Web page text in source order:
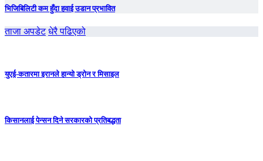
भिजिबिलिटी कम हुँदा हवाई उडान प्रभावित
ताजा अपडेट धेरै पढिएको
युएई-कतारमा इरानले हान्यो ड्रोन र मिसाइल
किसानलाई पेन्सन दिने सरकारको प्रतिबद्धता